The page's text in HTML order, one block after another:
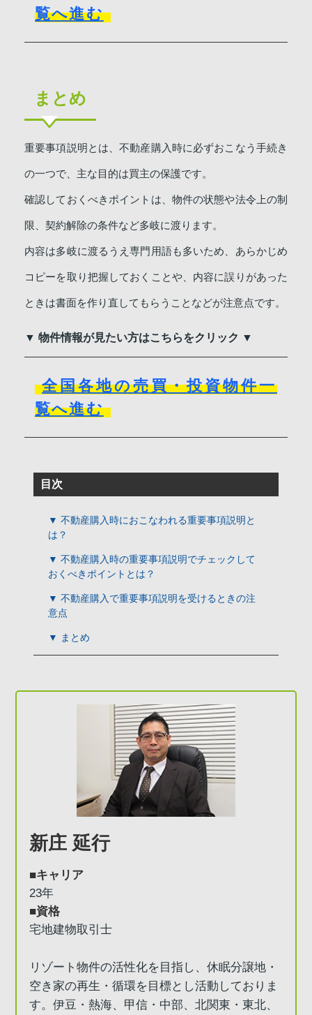
覧へ進む
まとめ
重要事項説明とは、不動産購入時に必ずおこなう手続き
の一つで、主な目的は買主の保護です。
確認しておくべきポイントは、物件の状態や法令上の制
限、契約解除の条件など多岐に渡ります。
内容は多岐に渡るうえ専門用語も多いため、あらかじめ
コピーを取り把握しておくことや、内容に誤りがあった
ときは書面を作り直してもらうことなどが注意点です。
▼ 物件情報が見たい方はこちらをクリック ▼
全国各地の売買・投資物件一
覧へ進む
目次
▼ 不動産購入時におこなわれる重要事項説明と
は？
▼ 不動産購入時の重要事項説明でチェックして
おくべきポイントとは？
▼ 不動産購入で重要事項説明を受けるときの注
意点
▼ まとめ
新庄 延行
■キャリア
23年
■資格
宅地建物取引士
リゾート物件の活性化を目指し、休眠分譲地・
空き家の再生・循環を目標とし活動しておりま
す。伊豆・熱海、甲信・中部、北関東・東北、